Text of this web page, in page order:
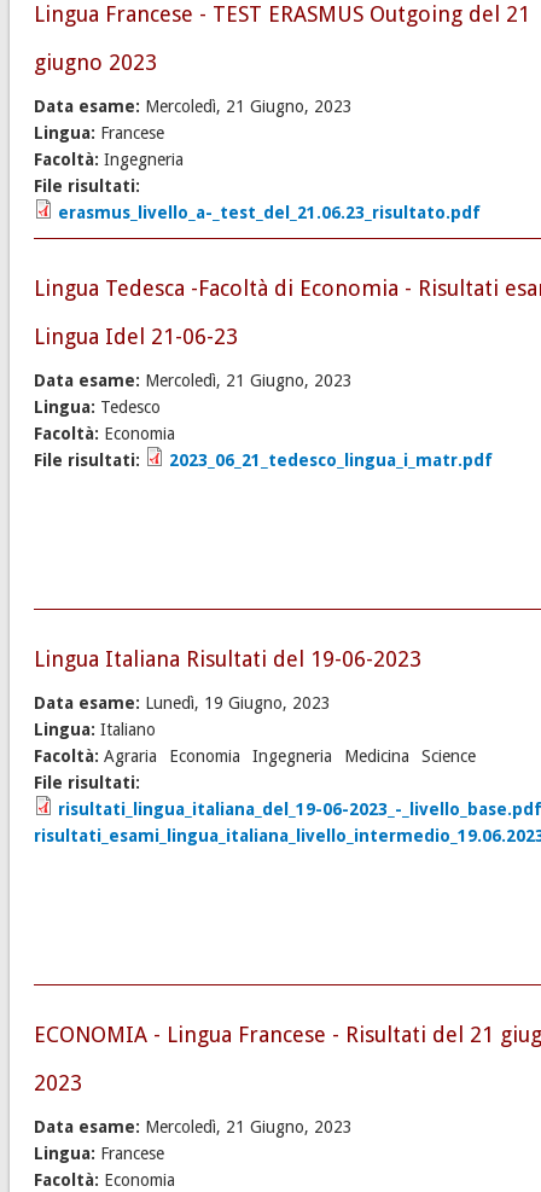
Lingua Francese - TEST ERASMUS Outgoing del 21
giugno 2023
Data esame: Mercoledì, 21 Giugno, 2023
Lingua: Francese
Facoltà: Ingegneria
File risultati:
erasmus_livello_a-_test_del_21.06.23_risultato.pdf
Lingua Tedesca -Facoltà di Economia - Risultati
Lingua Idel 21-06-23
Data esame: Mercoledì, 21 Giugno, 2023
Lingua: Tedesco
Facoltà: Economia
File risultati:
2023_06_21_tedesco_lingua_i_matr.pdf
Lingua Italiana Risultati del 19-06-2023
Data esame: Lunedì, 19 Giugno, 2023
Lingua: Italiano
Facoltà: Agraria Economia Ingegneria Medicina
Science
File risultati:
risultati_lingua_italiana_del_19-06-2023_-_livello_base.pdf
ECONOMIA - Lingua Francese - Risultati del 21
2023
Data esame: Mercoledì, 21 Giugno, 2023
Lingua: Francese
Facoltà: Economia